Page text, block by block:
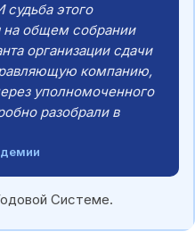
этого
на общем собрании
организации сдачи
компанию,
уполномоченного
разобрали в
Системе.